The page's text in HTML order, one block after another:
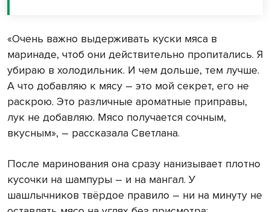
«Очень важно выдерживать куски мяса в
маринаде, чтоб они действительно пропитались. Я
убираю в холодильник. И чем дольше, тем лучше.
А что добавляю к мясу – это мой секрет, его не
раскрою. Это различные ароматные приправы,
лук не добавляю. Мясо получается сочным,
вкусным», – рассказала Светлана.
После маринования она сразу нанизывает плотно
кусочки на шампуры – и на мангал. У
шашлычников твёрдое правило – ни на минуту не